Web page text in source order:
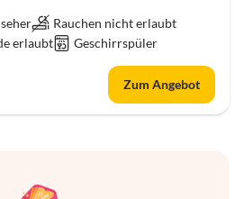
Rauchen nicht erlaubt
erlaubt
Geschirrspüler
Zum Angebot